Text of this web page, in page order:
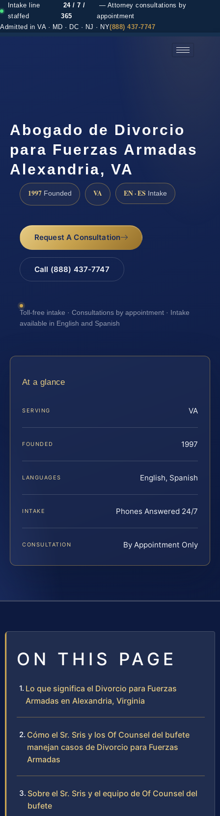
Intake line
staffed
24 / 7 /
365
— Attorney consultations by
appointment
Admitted in VA · MD · DC · NJ · NY(888) 437-7747
Abogado de Divorcio
para Fuerzas Armadas
Alexandria, VA
1997 Founded VA EN · ES Intake
Request A Consultation
Call (888) 437-7747
Toll-free intake · Consultations by appointment · Intake
available in English and Spanish
At a glance
SERVING VA
FOUNDED 1997
LANGUAGES English, Spanish
INTAKE Phones Answered 24/7
CONSULTATION By Appointment Only
ON THIS PAGE
Lo que significa el Divorcio para Fuerzas
Armadas en Alexandria, Virginia
Cómo el Sr. Sris y los Of Counsel del bufete
manejan casos de Divorcio para Fuerzas
Armadas
Sobre el Sr. Sris y el equipo de Of Counsel del
bufete